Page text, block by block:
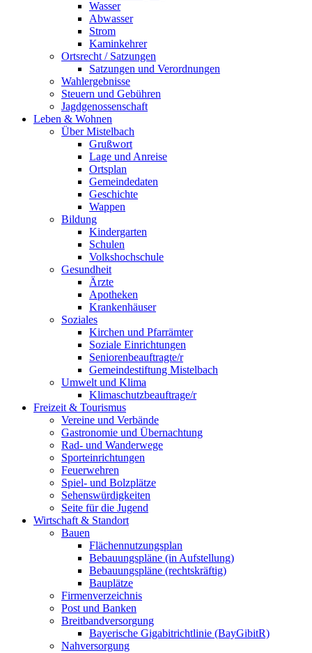
Wasser
Abwasser
Strom
Kaminkehrer
Ortsrecht / Satzungen
Satzungen und Verordnungen
Wahlergebnisse
Steuern und Gebühren
Jagdgenossenschaft
Leben & Wohnen
Über Mistelbach
Grußwort
Lage und Anreise
Ortsplan
Gemeindedaten
Geschichte
Wappen
Bildung
Kindergarten
Schulen
Volkshochschule
Gesundheit
Ärzte
Apotheken
Krankenhäuser
Soziales
Kirchen und Pfarrämter
Soziale Einrichtungen
Seniorenbeauftragte/r
Gemeindestiftung Mistelbach
Umwelt und Klima
Klimaschutzbeauftrage/r
Freizeit & Tourismus
Vereine und Verbände
Gastronomie und Übernachtung
Rad- und Wanderwege
Sporteinrichtungen
Feuerwehren
Spiel- und Bolzplätze
Sehenswürdigkeiten
Seite für die Jugend
Wirtschaft & Standort
Bauen
Flächennutzungsplan
Bebauungspläne (in Aufstellung)
Bebauungspläne (rechtskräftig)
Bauplätze
Firmenverzeichnis
Post und Banken
Breitbandversorgung
Bayerische Gigabitrichtlinie (BayGibitR)
Nahversorgung